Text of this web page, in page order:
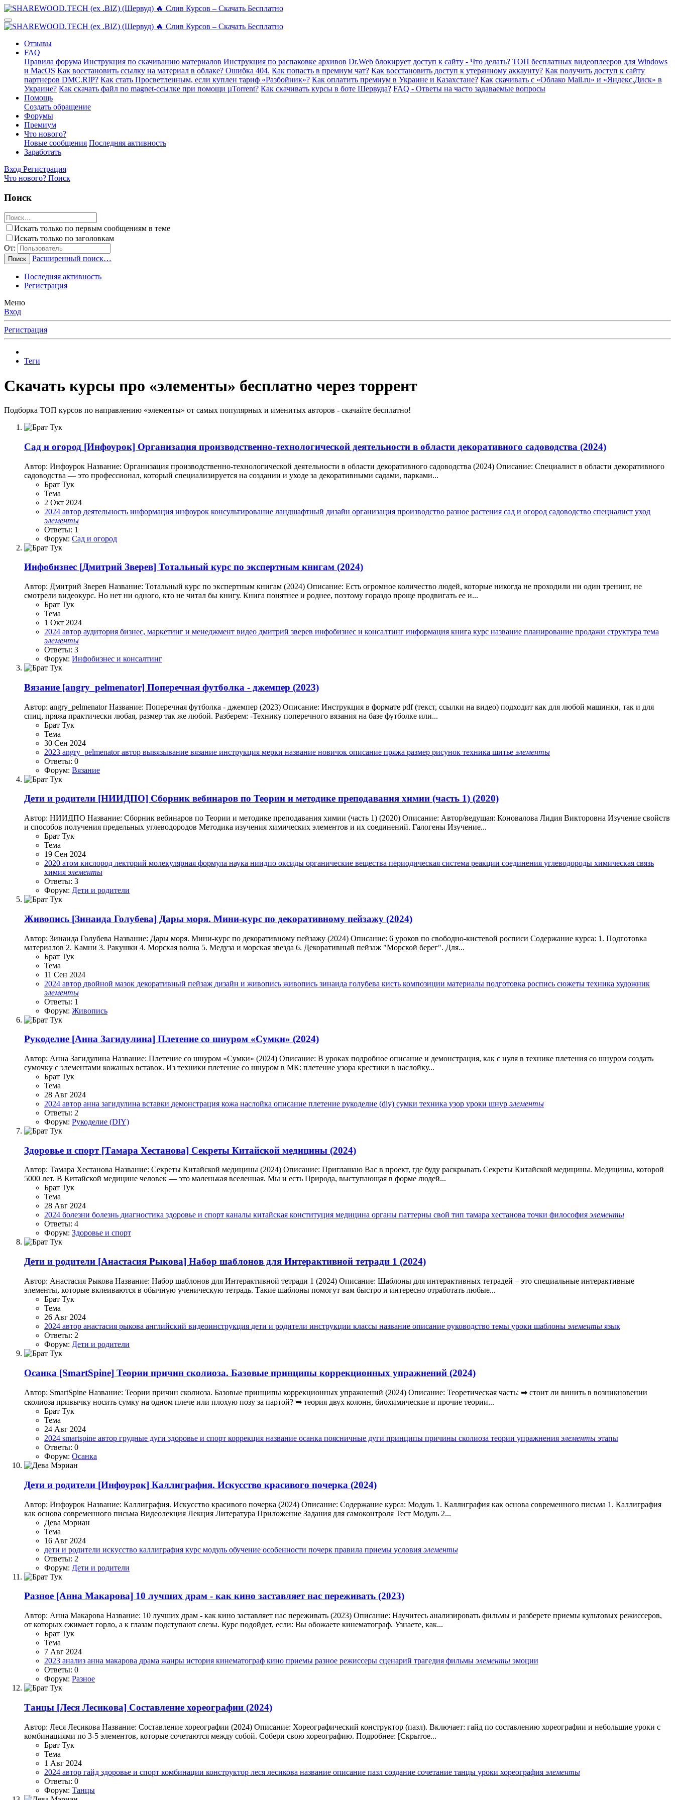
Отзывы
FAQ
Правила форума Инструкция по скачиванию материалов Инструкция по распаковке архивов Dr.Web блокирует доступ к сайту - Что делать? ТОП бесплатных видеоплееров для Windows
и MacOS Как восстановить ссылку на материал в облаке? Ошибка 404. Как попасть в премиум чат? Как восстановить доступ к утерянному аккаунту? Как получить доступ к сайту
партнеров DMC.RIP? Как стать Просветленным, если куплен тариф «Разбойник»? Как оплатить премиум в Украине и Казахстане? Как скачивать с «Облако Mail.ru» и «Яндекс.Диск» в
Украине? Как скачать файл по magnet-ссылке при помощи µTorrent? Как скачивать курсы в боте Шервуда? FAQ - Ответы на часто задаваемые вопросы
Помощь
Создать обращение
Форумы
Премиум
Что нового?
Новые сообщения Последняя активность
Заработать
Вход Регистрация
Что нового? Поиск
Поиск
Искать только по первым сообщениям в теме
Искать только по заголовкам
От:
Поиск Расширенный поиск…
Последняя активность
Регистрация
Меню
Вход
Регистрация
Теги
Скачать курсы про «элементы» бесплатно через торрент
Подборка ТОП курсов по направлению «элементы» от самых популярных и именитых авторов - скачайте бесплатно!
Сад и огород [Инфоурок] Организация производственно-технологической деятельности в области декоративного садоводства (2024)
Автор: Инфоурок Название: Организация производственно-технологической деятельности в области декоративного садоводства (2024) Описание: Специалист в области декоративного
садоводства — это профессионал, который специализируется на создании и уходе за декоративными садами, парками...
Брат Тук
Тема
2 Окт 2024
2024 автор деятельность информация инфоурок консультирование ландшафтный дизайн организация производство разное растения сад и огород садоводство специалист уход
элементы
Ответы: 1
Форум: Сад и огород
Инфобизнес [Дмитрий Зверев] Тотальный курс по экспертным книгам (2024)
Автор: Дмитрий Зверев Название: Тотальный курс по экспертным книгам (2024) Описание: Есть огромное количество людей, которые никогда не проходили ни один тренинг, не
смотрели видеокурс. Но нет ни одного, кто не читал бы книгу. Книга понятнее и роднее, поэтому гораздо проще продвигать ее и...
Брат Тук
Тема
1 Окт 2024
2024 автор аудитория бизнес, маркетинг и менеджмент видео дмитрий зверев инфобизнес и консалтинг информация книга курс название планирование продажи структура тема
элементы
Ответы: 3
Форум: Инфобизнес и консалтинг
Вязание [angry_pelmenator] Поперечная футболка - джемпер (2023)
Автор: angry_pelmenator Название: Поперечная футболка - джемпер (2023) Описание: Инструкция в формате pdf (текст, ссылки на видео) подходит как для любой машинки, так и для
спиц, пряжа практически любая, размер так же любой. Разберем: -Технику поперечного вязания на базе футболке или...
Брат Тук
Тема
30 Сен 2024
2023 angry_pelmenatorавтор вывязывание вязание инструкция мерки название новичок описание пряжа размер рисунок техника шитье элементы
Ответы: 0
Форум: Вязание
Дети и родители [НИИДПО] Сборник вебинаров по Теории и методике преподавания химии (часть 1) (2020)
Автор: НИИДПО Название: Сборник вебинаров по Теории и методике преподавания химии (часть 1) (2020) Описание: Автор/ведущая: Коновалова Лидия Викторовна Изучение свойств
и способов получения предельных углеводородов Методика изучения химических элементов и их соединений. Галогены Изучение...
Брат Тук
Тема
19 Сен 2024
2020 атом кислород лекторий молекулярная формула наука ниидпо оксиды органические вещества периодическая система реакции соединения углеводороды химическая связь
химия элементы
Ответы: 3
Форум: Дети и родители
Живопись [Зинаида Голубева] Дары моря. Мини-курс по декоративному пейзажу (2024)
Автор: Зинаида Голубева Название: Дары моря. Мини-курс по декоративному пейзажу (2024) Описание: 6 уроков по свободно-кистевой росписи Содержание курса: 1. Подготовка
материалов 2. Камни 3. Ракушки 4. Морская волна 5. Медуза и морская звезда 6. Декоративный пейзаж "Морской берег". Для...
Брат Тук
Тема
11 Сен 2024
2024 автор двойной мазок декоративный пейзаж дизайн и живопись живопись зинаида голубева кисть композиции материалы подготовка роспись сюжеты техника художник
элементы
Ответы: 1
Форум: Живопись
Рукоделие [Анна Загидулина] Плетение со шнуром «Сумки» (2024)
Автор: Анна Загидулина Название: Плетение со шнуром «Сумки» (2024) Описание: В уроках подробное описание и демонстрация, как с нуля в технике плетения со шнуром создать
сумочку с элементами кожаных вставок. Из техники плетение со шнуром в МК: плетение узора крестики в наслойку...
Брат Тук
Тема
28 Авг 2024
2024 автор анна загидулина вставки демонстрация кожа наслойка описание плетение рукоделие (diy) сумки техника узор уроки шнур элементы
Ответы: 2
Форум: Рукоделие (DIY)
Здоровье и спорт [Тамара Хестанова] Секреты Китайской медицины (2024)
Автор: Тамара Хестанова Название: Секреты Китайской медицины (2024) Описание: Приглашаю Вас в проект, где буду раскрывать Секреты Китайской медицины. Медицины, которой
5000 лет. В Китайской медицине человек — это маленькая вселенная. Мы и есть Природа, выступающая в форме людей...
Брат Тук
Тема
28 Авг 2024
2024 болезни болезнь диагностика здоровье и спорт каналы китайская конституция медицина органы паттерны свой тип тамара хестанова точки философия элементы
Ответы: 4
Форум: Здоровье и спорт
Дети и родители [Анастасия Рыкова] Набор шаблонов для Интерактивной тетради 1 (2024)
Автор: Анастасия Рыкова Название: Набор шаблонов для Интерактивной тетради 1 (2024) Описание: Шаблоны для интерактивных тетрадей – это специальные интерактивные
элементы, которые вклеиваются в обычную ученическую тетрадь. Такие шаблоны помогут вам быстро и интересно отработать любые...
Брат Тук
Тема
26 Авг 2024
2024 автор анастасия рыкова английский видеоинструкция дети и родители инструкции классы название описание руководство темы уроки шаблоны элементы язык
Ответы: 2
Форум: Дети и родители
Осанка [SmartSpine] Теории причин сколиоза. Базовые принципы коррекционных упражнений (2024)
Автор: SmartSpine Название: Теории причин сколиоза. Базовые принципы коррекционных упражнений (2024) Описание: Теоретическая часть: ➡ стоит ли винить в возникновении
сколиоза привычку носить сумку на одном плече или плохую позу за партой? ➡ теория двух колонн, биохимические и прочие теории...
Брат Тук
Тема
24 Авг 2024
2024 smartspine автор грудные дуги здоровье и спорт коррекция название осанка поясничные дуги принципы причины сколиоза теории упражнения элементы этапы
Ответы: 0
Форум: Осанка
Дети и родители [Инфоурок] Каллиграфия. Искусство красивого почерка (2024)
Автор: Инфоурок Название: Каллиграфия. Искусство красивого почерка (2024) Описание: Содержание курса: Модуль 1. Каллиграфия как основа современного письма 1. Каллиграфия
как основа современного письма Видеолекция Лекция Литература Приложение Задания для самоконтроля Тест Модуль 2...
Дева Мэриан
Тема
16 Авг 2024
дети и родители искусство каллиграфия курс модуль обучение особенности почерк правила приемы условия элементы
Ответы: 2
Форум: Дети и родители
Разное [Анна Макарова] 10 лучших драм - как кино заставляет нас переживать (2023)
Автор: Анна Макарова Название: 10 лучших драм - как кино заставляет нас переживать (2023) Описание: Научитесь анализировать фильмы и разберете приемы культовых режиссеров,
от которых сжимает горло, а к глазам подступают слезы. Курс подойдет, если: Вы обожаете кинематограф. Узнаете, как...
Брат Тук
Тема
7 Авг 2024
2023 анализ анна макарова драма жанры история кинематограф кино приемы разное режиссеры сценарий трагедия фильмы элементы эмоции
Ответы: 0
Форум: Разное
Танцы [Леся Лесикова] Составление хореографии (2024)
Автор: Леся Лесикова Название: Составление хореографии (2024) Описание: Хореографический конструктор (пазл). Включает: гайд по составлению хореографии и небольшие уроки с
комбинациями по 3-5 элементов, которые сочетаются между собой. Собери свою хореографию. Подробнее: [Скрытое...
Брат Тук
Тема
1 Авг 2024
2024 автор гайд здоровье и спорт комбинации конструктор леся лесикова название описание пазл создание сочетание танцы уроки хореография элементы
Ответы: 0
Форум: Танцы